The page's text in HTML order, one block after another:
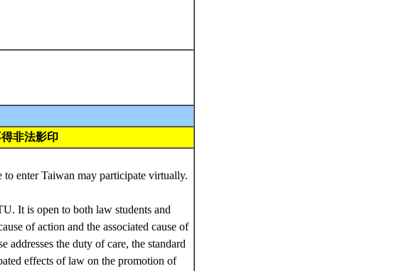
非法影印
enter Taiwan may participate virtually.
It is open to both law students and
of action and the associated cause of
addresses the duty of care, the standard
effects of law on the promotion of